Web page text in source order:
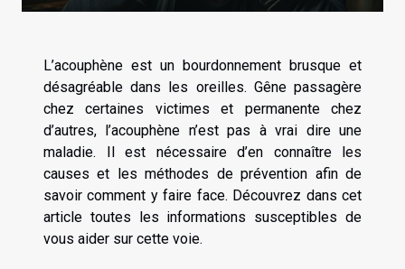
L’acouphène est un bourdonnement brusque et
désagréable dans les oreilles. Gêne passagère
chez certaines victimes et permanente chez
d’autres, l’acouphène n’est pas à vrai dire une
maladie. Il est nécessaire d’en connaître les
causes et les méthodes de prévention afin de
savoir comment y faire face. Découvrez dans cet
article toutes les informations susceptibles de
vous aider sur cette voie.